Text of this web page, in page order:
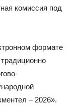
комиссия под
формате
– 2026».